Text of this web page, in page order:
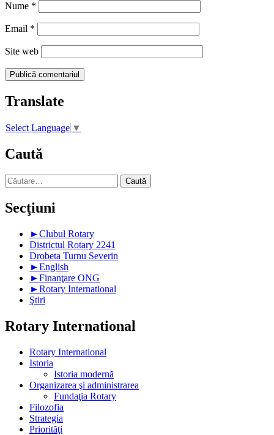
Nume *
Email *
Site web
Translate
Select Language ▼
Caută
Caută
după:
Secţiuni
►Clubul Rotary
Districtul Rotary 2241
Drobeta Turnu Severin
►English
►Finanţare ONG
►Rotary International
Ştiri
Rotary International
Rotary International
Istoria
Istoria modernă
Organizarea şi administrarea
Fundaţia Rotary
Filozofia
Strategia
Priorităţi